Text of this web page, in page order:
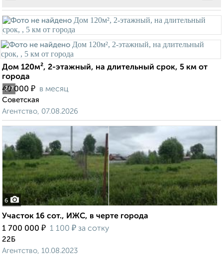
2/7
Дом 120м², 2-этажный, на длительный срок, 5 км от
города
40 000 ₽ в месяц
Советская
Агентство, 07.08.2026
6
Участок 16 сот., ИЖС, в черте города
1 700 000 ₽ 1 100 ₽ за сотку
22Б
Агентство, 10.08.2023